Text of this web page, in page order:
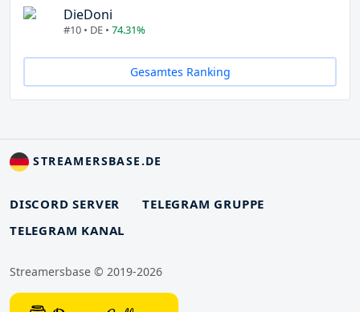
DieDoni
#10 • DE • 74.31%
Gesamtes Ranking
STREAMERSBASE.DE
DISCORD SERVER
TELEGRAM GRUPPE
TELEGRAM KANAL
Streamersbase © 2019-2026